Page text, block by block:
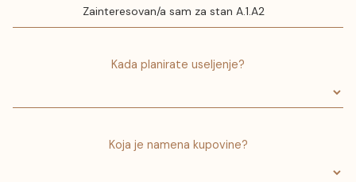
Kada planirate useljenje?
Koja je namena kupovine?